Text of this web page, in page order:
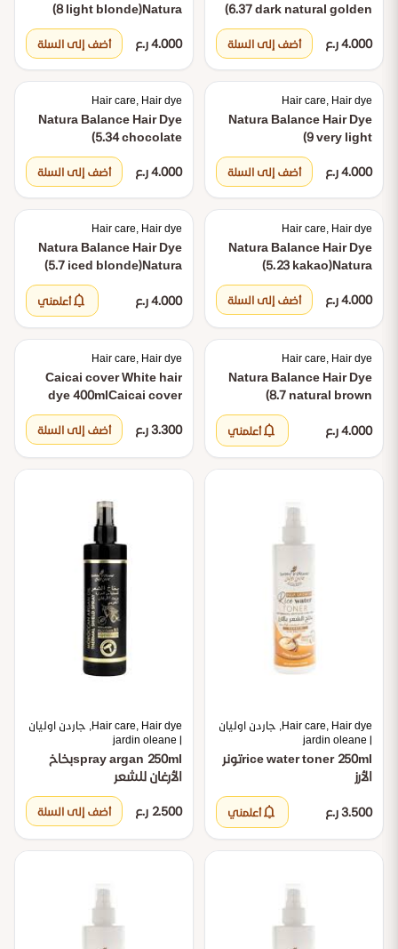
(6.37 dark natural golden
blonde)Natura Balance
Hair Dye (6.37 dark natural
golden blonde)
4.000 ر.ع أضف إلى السلة
(8 light blonde)Natura
Balance Hair Dye (8 light
blonde)
4.000 ر.ع أضف إلى السلة
Hair care, Hair dye
Natura Balance Hair Dye
(9 very light
blonde)Natura Balance
Hair Dye (9 very light
4.000 ر.ع أضف إلى السلة
Hair care, Hair dye
Natura Balance Hair Dye
(5.34 chocolate
brown)Natura Balance
Hair Dye (5.34 chocolate
4.000 ر.ع أضف إلى السلة
Hair care, Hair dye
Natura Balance Hair Dye
(5.23 kakao)Natura
Balance Hair Dye (5.23
kakao)
4.000 ر.ع أضف إلى السلة
Hair care, Hair dye
Natura Balance Hair Dye
(5.7 iced blonde)Natura
Balance Hair Dye (5.7 iced
brown)
4.000 ر.ع notificationsأعلمني
Hair care, Hair dye
Natura Balance Hair Dye
(8.7 natural brown
blonde)Natura Balance
Hair Dye (8.7 natural
4.000 ر.ع notificationsأعلمني
Hair care, Hair dye
Caicai cover White hair
dye 400mlCaicai cover
White hair dye 400ml
3.300 ر.ع
أضف إلى السلة
Hair care, Hair dye, جاردن اوليان
| jardin oleane
rice water toner 250mlتونر
الأرز
3.500 ر.ع notificationsأعلمني
Hair care, Hair dye, جاردن اوليان
| jardin oleane
spray argan 250mlبخاخ
الأرغان للشعر
2.500 ر.ع أضف إلى السلة